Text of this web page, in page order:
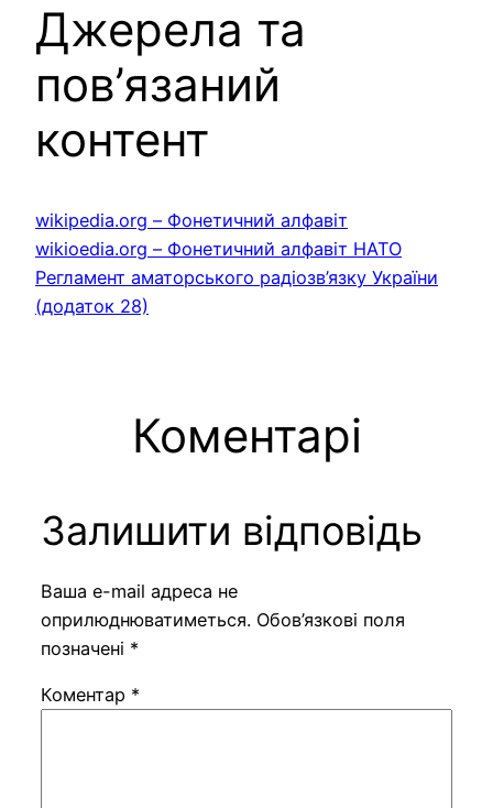
Джерела та
пов’язаний
контент
wikipedia.org – Фонетичний алфавіт
wikioedia.org – Фонетичний алфавіт НАТО
Регламент аматорського радіозв’язку України
(додаток 28)
Коментарі
Залишити відповідь
Ваша e-mail адреса не
оприлюднюватиметься. Обов’язкові поля
позначені *
Коментар *